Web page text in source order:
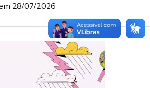
28/07/2026